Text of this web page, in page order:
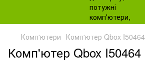
Комп'ютери Комп'ютер Qbox I50464
Комп'ютер Qbox I50464